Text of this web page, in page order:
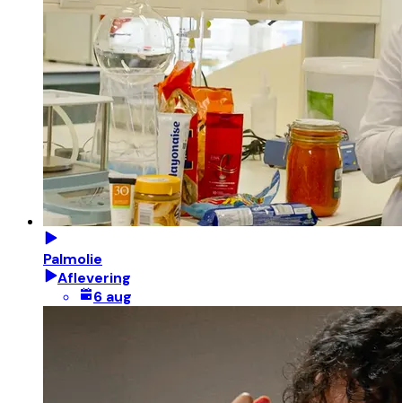
Palmolie
Aflevering
6 aug